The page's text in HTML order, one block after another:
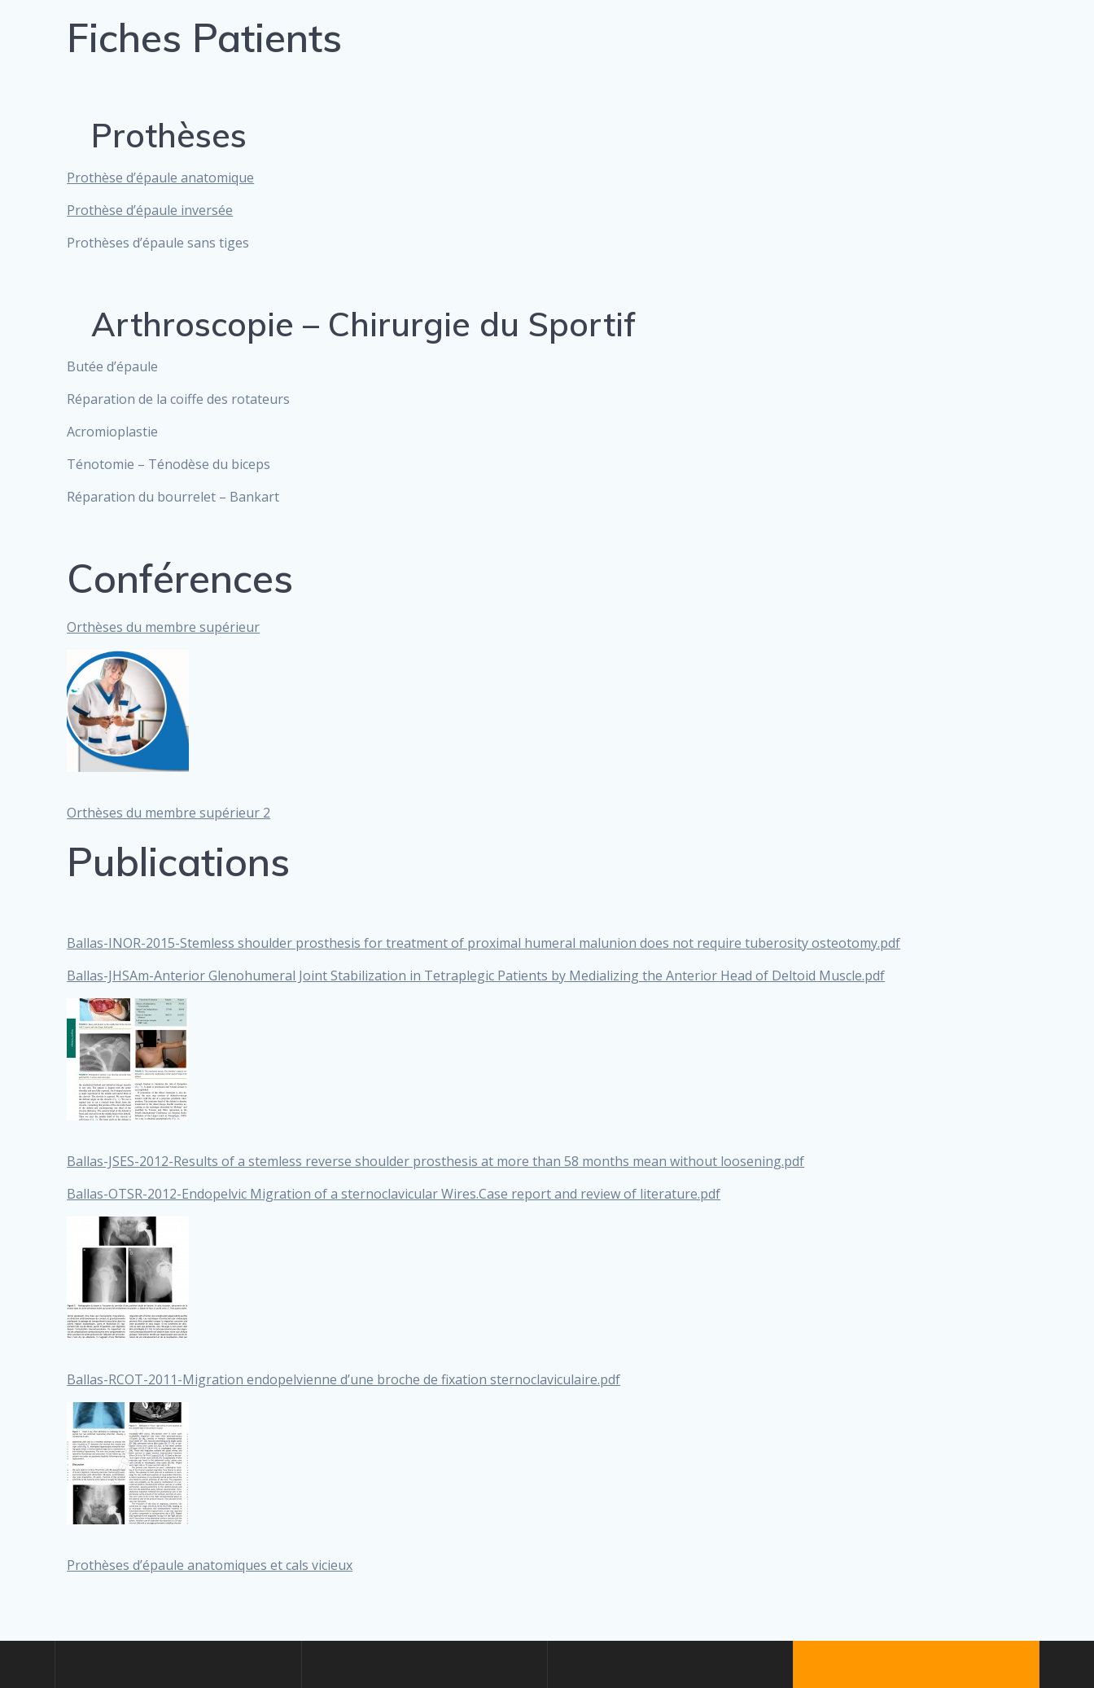
Fiches Patients
Prothèses
Prothèse d’épaule anatomique
Prothèse d’épaule inversée
Prothèses d’épaule sans tiges
Arthroscopie – Chirurgie du Sportif
Butée d’épaule
Réparation de la coiffe des rotateurs
Acromioplastie
Ténotomie – Ténodèse du biceps
Réparation du bourrelet – Bankart
Conférences
Orthèses du membre supérieur
Orthèses du membre supérieur 2
Publications
Ballas-INOR-2015-Stemless shoulder prosthesis for treatment of proximal humeral malunion does not require tuberosity osteotomy.pdf
Ballas-JHSAm-Anterior Glenohumeral Joint Stabilization in Tetraplegic Patients by Medializing the Anterior Head of Deltoid Muscle.pdf
Ballas-JSES-2012-Results of a stemless reverse shoulder prosthesis at more than 58 months mean without loosening.pdf
Ballas-OTSR-2012-Endopelvic Migration of a sternoclavicular Wires.Case report and review of literature.pdf
Ballas-RCOT-2011-Migration endopelvienne d’une broche de fixation sternoclaviculaire.pdf
Prothèses d’épaule anatomiques et cals vicieux